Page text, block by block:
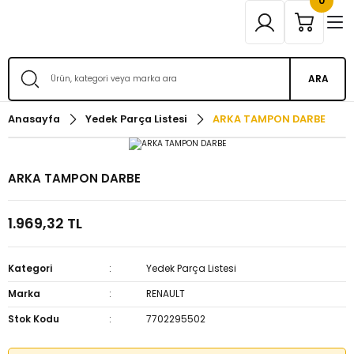
ARA
Anasayfa Yedek Parça Listesi ARKA TAMPON DARBE
ARKA TAMPON DARBE
1.969,32 TL
Kategori
Yedek Parça Listesi
Marka
RENAULT
Stok Kodu
7702295502